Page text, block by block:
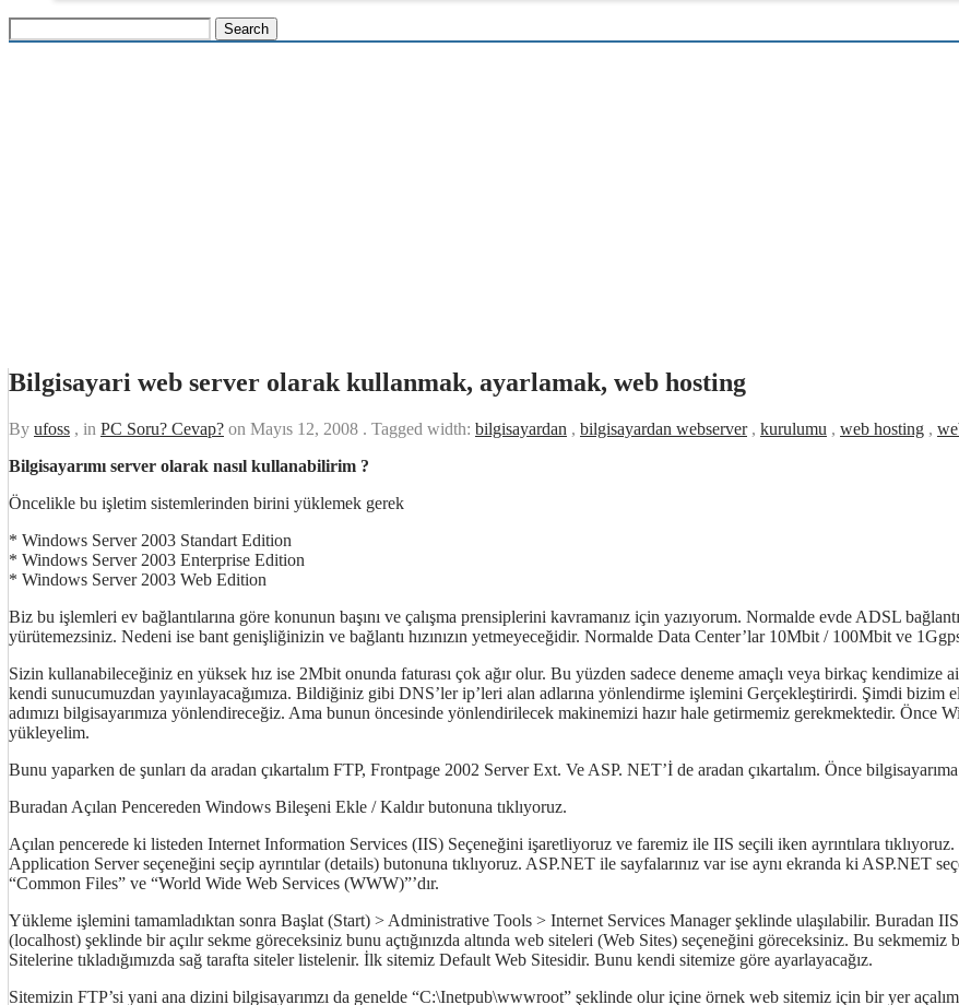
Bilgisayari web server olarak kullanmak, ayarlamak, web hosting
By ufoss , in PC Soru? Cevap? on Mayıs 12, 2008 . Tagged width: bilgisayardan , bilgisayardan webserver, kurulumu , web hosting ,
Bilgisayarımı server olarak nasıl kullanabilirim ?
Öncelikle bu işletim sistemlerinden birini yüklemek gerek
* Windows Server 2003 Standart Edition
* Windows Server 2003 Enterprise Edition
* Windows Server 2003 Web Edition
Biz bu işlemleri ev bağlantılarına göre konunun başını ve çalışma prensiplerini kavramanız için yazıyorum. Normalde evde ADSL
yürütemezsiniz. Nedeni ise bant genişliğinizin ve bağlantı hızınızın yetmeyeceğidir. Normalde Data Center’lar 10Mbit / 100Mbit ve
Sizin kullanabileceğiniz en yüksek hız ise 2Mbit onunda faturası çok ağır olur. Bu yüzden sadece deneme amaçlı veya birkaç
kendi sunucumuzdan yayınlayacağımıza. Bildiğiniz gibi DNS’ler ip’leri alan adlarına yönlendirme işlemini Gerçekleştirirdi. Şimdi bizim
adımızı bilgisayarımıza yönlendireceğiz. Ama bunun öncesinde yönlendirilecek makinemizi hazır hale getirmemiz gerekmektedir.
yükleyelim.
Bunu yaparken de şunları da aradan çıkartalım FTP, Frontpage 2002 Server Ext. Ve ASP. NET’İ de aradan çıkartalım. Önce
Buradan Açılan Pencereden Windows Bileşeni Ekle / Kaldır butonuna tıklıyoruz.
Açılan pencerede ki listeden Internet Information Services (IIS) Seçeneğini işaretliyoruz ve faremiz ile IIS seçili iken ayrıntılara
Application Server seçeneğini seçip ayrıntılar (details) butonuna tıklıyoruz. ASP.NET ile sayfalarınız var ise aynı ekranda ki ASP.NET
“Common Files” ve “World Wide Web Services (WWW)”’dır.
Yükleme işlemini tamamladıktan sonra Başlat (Start) > Administrative Tools > Internet Services Manager şeklinde ulaşılabilir. Buradan IIS
(localhost) şeklinde bir açılır sekme göreceksiniz bunu açtığınızda altında web siteleri (Web Sites) seçeneğini göreceksiniz. Bu
Sitelerine tıkladığımızda sağ tarafta siteler listelenir. İlk sitemiz Default Web Sitesidir. Bunu kendi sitemize göre ayarlayacağız.
Sitemizin FTP’si yani ana dizini bilgisayarımzı da genelde “C:\Inetpub\wwwroot” şeklinde olur içine örnek web sitemiz için bir yer